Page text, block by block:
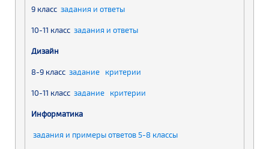
9 класс задания и ответы
10-11 класс задания и ответы
Дизайн
8-9 класс задание критерии
10-11 класс задание критерии
Информатика
задания и примеры ответов 5-8 классы